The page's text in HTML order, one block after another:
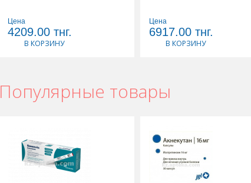
Цена
4209.00 тнг.
В КОРЗИНУ
Цена
6917.00 тнг.
В КОРЗИНУ
Популярные товары